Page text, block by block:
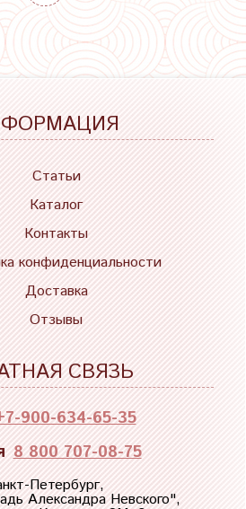
Статьи
Каталог
Контакты
конфиденциальности
Доставка
Отзывы
СВЯЗЬ
900-634-65-35
8 800 707-08-75
Петербург,
Александра Невского",